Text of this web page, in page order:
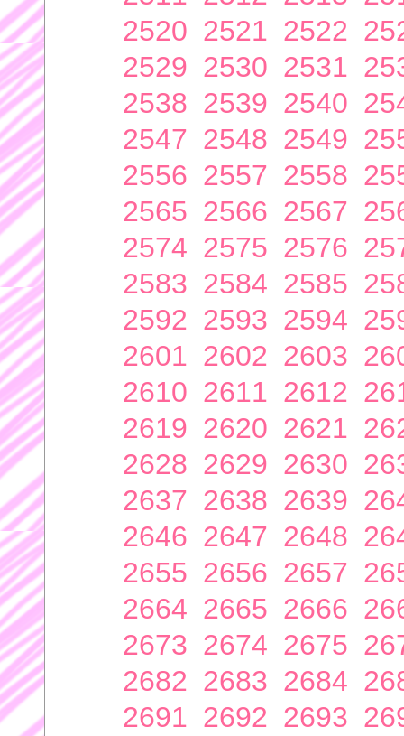
2520 2521 2522
2529 2530 2531
2538 2539 2540
2547 2548 2549
2556 2557 2558
2565 2566 2567
2574 2575 2576
2583 2584 2585
2592 2593 2594
2601 2602 2603
2610 2611 2612
2619 2620 2621
2628 2629 2630
2637 2638 2639
2646 2647 2648
2655 2656 2657
2664 2665 2666
2673 2674 2675
2682 2683 2684
2691 2692 2693